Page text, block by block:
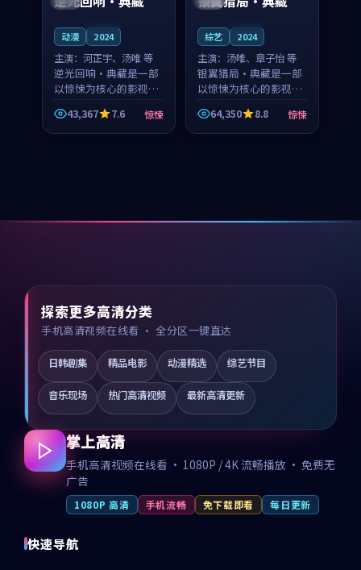
动漫 2024
主演： 河正宇、汤唯 等
逆光回响·典藏是一部
以惊悚为核心的影视作
品，围绕危机、反转与
人物成长展开，整体节
奏紧凑，值得推荐观
43,367 7.6 惊悚
综艺 2024
主演： 汤唯、章子怡 等
银翼猎局·典藏是一部
以惊悚为核心的影视作
品，围绕危机、反转与
人物成长展开，整体节
奏紧凑，值得推荐观
64,350 8.8 惊悚
探索更多高清分类
手机高清视频在线看 · 全分区一键直达
日韩剧集 精品电影 动漫精选 综艺节目
音乐现场 热门高清视频 最新高清更新
掌上高清
手机高清视频在线看 · 1080P / 4K 流畅播放 · 免费无
广告
1080P 高清 手机流畅 免下载即看 每日更新
快速导航